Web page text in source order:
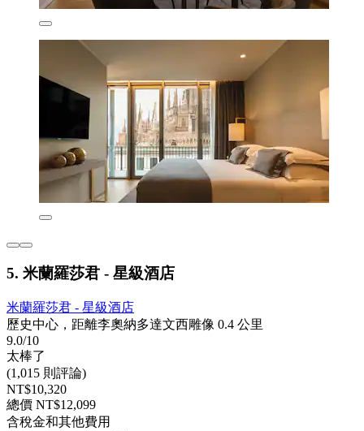
5. 米蘭羅莎君 - 星級酒店
米蘭羅莎君 - 星級酒店
歷史中心，距離李奧納多達文西雕像 0.4 公里
9.0/10
太棒了
(1,015 則評論)
NT$10,320
總價 NT$12,099
含稅金和其他費用